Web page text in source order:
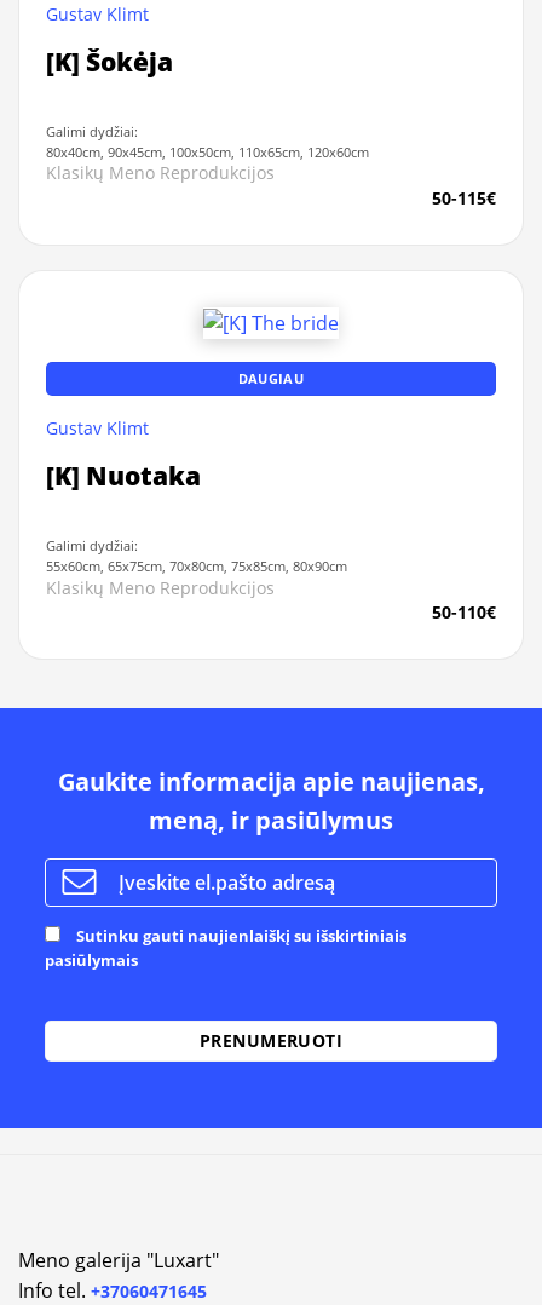
Gustav Klimt
[K] Šokėja
Galimi dydžiai:
80x40cm, 90x45cm, 100x50cm, 110x65cm, 120x60cm
Klasikų Meno Reprodukcijos
50-115€
DAUGIAU
Gustav Klimt
[K] Nuotaka
Galimi dydžiai:
55x60cm, 65x75cm, 70x80cm, 75x85cm, 80x90cm
Klasikų Meno Reprodukcijos
50-110€
Gaukite informacija apie naujienas,
meną, ir pasiūlymus
Sutinku gauti naujienlaiškį su išskirtiniais
pasiūlymais
Meno galerija "Luxart"
Info tel. +37060471645